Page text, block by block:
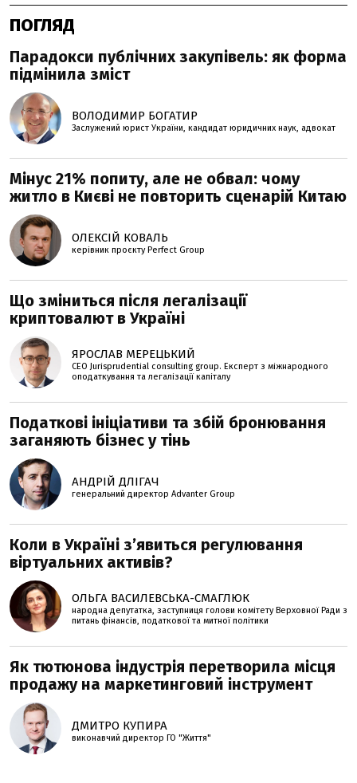
ПОГЛЯД
Парадокси публічних закупівель: як форма
підмінила зміст
ВОЛОДИМИР БОГАТИР
Заслужений юрист України, кандидат юридичних наук, адвокат
Мінус 21% попиту, але не обвал: чому
житло в Києві не повторить сценарій Китаю
ОЛЕКСІЙ КОВАЛЬ
керівник проєкту Perfеct Group
Що зміниться після легалізації
криптовалют в Україні
ЯРОСЛАВ МЕРЕЦЬКИЙ
CEO Jurisprudential consulting group. Експерт з міжнародного
оподаткування та легалізації капіталу
Податкові ініціативи та збій бронювання
заганяють бізнес у тінь
АНДРІЙ ДЛІГАЧ
генеральний директор Advanter Group
Коли в Україні з’явиться регулювання
віртуальних активів?
ОЛЬГА ВАСИЛЕВСЬКА-СМАГЛЮК
народна депутатка, заступниця голови комітету Верховної Ради з
питань фінансів, податкової та митної політики
Як тютюнова індустрія перетворила місця
продажу на маркетинговий інструмент
ДМИТРО КУПИРА
виконавчий директор ГО "Життя"